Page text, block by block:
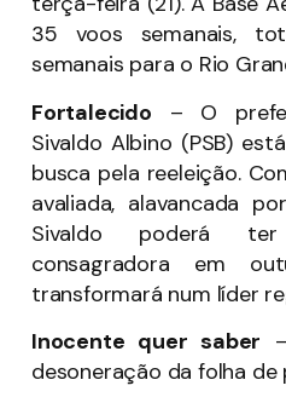
35 voos semanais,
semanais para o Rio
Fortalecido – O
Sivaldo Albino (PSB)
busca pela reeleição.
avaliada, alavancada
Sivaldo poderá
consagradora em
transformará num líder
Inocente quer saber
desoneração da folha de